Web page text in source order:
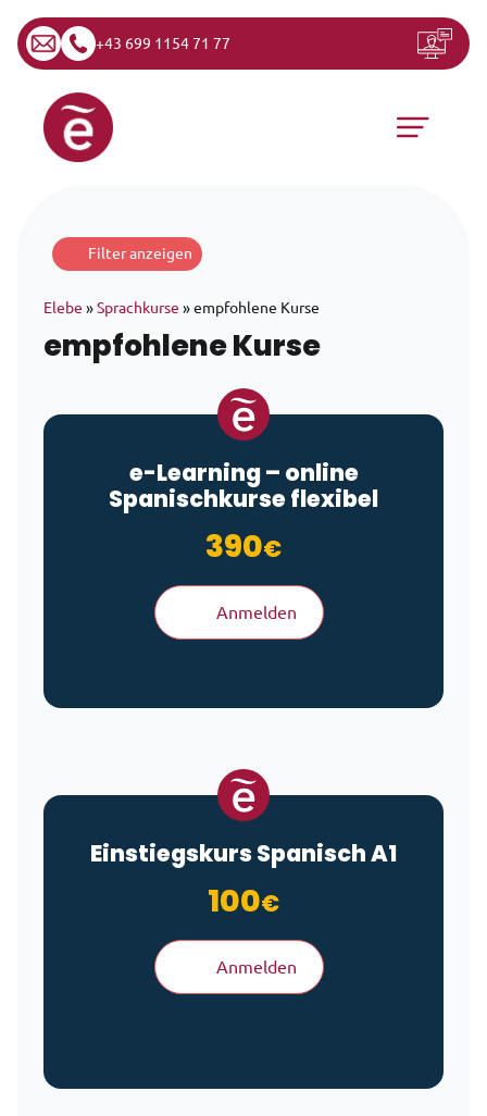
+43 699 1154 71 77
Zum Inhalt springen
Hauptnavigation
Filter anzeigen
Elebe »Sprachkurse »empfohlene Kurse
empfohlene Kurse
e-Learning– online
Spanischkurse flexibel
390€
Anmelden
Einstiegskurs Spanisch A1
100€
Anmelden